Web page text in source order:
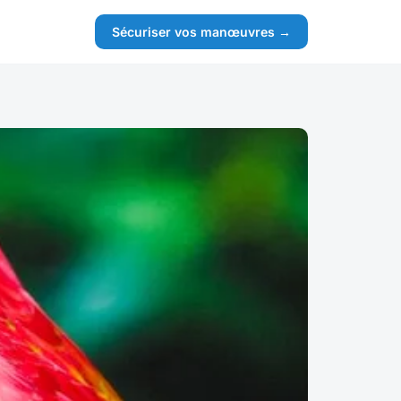
Sécuriser vos manœuvres →